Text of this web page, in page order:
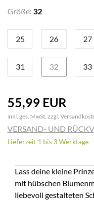
Größe: 32
25 26 27
31 32 33
55,99 EUR
inkl. ges. MwSt. zzgl.
VERSAND- UND
Lieferzeit 1 bis 3 Werktage
Lass deine kleine
mit hübschen
liebevoll gestalteten